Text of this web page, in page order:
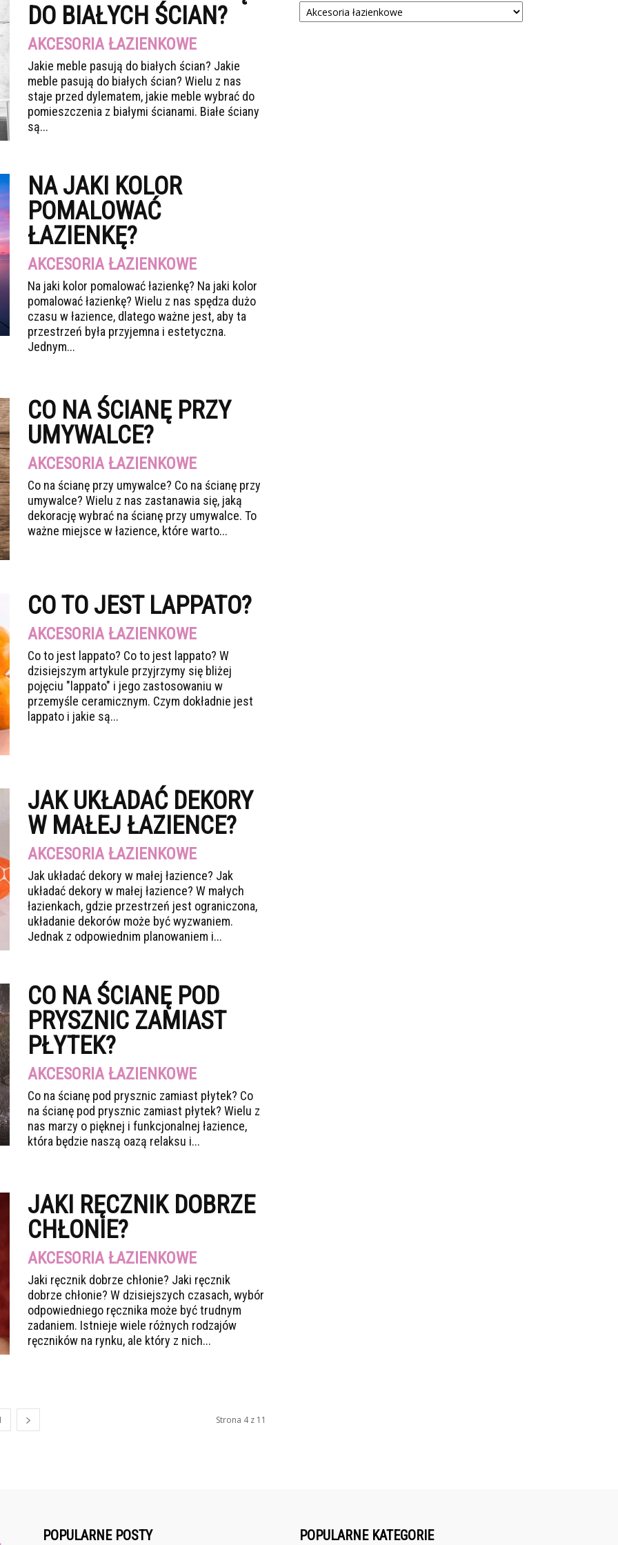
DO BIAŁYCH ŚCIAN?
AKCESORIA ŁAZIENKOWE
Jakie meble pasują do białych ścian? Jakie
meble pasują do białych ścian? Wielu z nas
staje przed dylematem, jakie meble wybrać do
pomieszczenia z białymi ścianami. Białe ściany
są...
NA JAKI KOLOR
POMALOWAĆ
ŁAZIENKĘ?
AKCESORIA ŁAZIENKOWE
Na jaki kolor pomalować łazienkę? Na jaki kolor
pomalować łazienkę? Wielu z nas spędza dużo
czasu w łazience, dlatego ważne jest, aby ta
przestrzeń była przyjemna i estetyczna.
Jednym...
CO NA ŚCIANĘ PRZY
UMYWALCE?
AKCESORIA ŁAZIENKOWE
Co na ścianę przy umywalce? Co na ścianę przy
umywalce? Wielu z nas zastanawia się, jaką
dekorację wybrać na ścianę przy umywalce. To
ważne miejsce w łazience, które warto...
CO TO JEST LAPPATO?
AKCESORIA ŁAZIENKOWE
Co to jest lappato? Co to jest lappato? W
dzisiejszym artykule przyjrzymy się bliżej
pojęciu "lappato" i jego zastosowaniu w
przemyśle ceramicznym. Czym dokładnie jest
lappato i jakie są...
JAK UKŁADAĆ DEKORY
W MAŁEJ ŁAZIENCE?
AKCESORIA ŁAZIENKOWE
Jak układać dekory w małej łazience? Jak
układać dekory w małej łazience? W małych
łazienkach, gdzie przestrzeń jest ograniczona,
układanie dekorów może być wyzwaniem.
Jednak z odpowiednim planowaniem i...
CO NA ŚCIANĘ POD
PRYSZNIC ZAMIAST
PŁYTEK?
AKCESORIA ŁAZIENKOWE
Co na ścianę pod prysznic zamiast płytek? Co
na ścianę pod prysznic zamiast płytek? Wielu z
nas marzy o pięknej i funkcjonalnej łazience,
która będzie naszą oazą relaksu i...
JAKI RĘCZNIK DOBRZE
CHŁONIE?
AKCESORIA ŁAZIENKOWE
Jaki ręcznik dobrze chłonie? Jaki ręcznik
dobrze chłonie? W dzisiejszych czasach, wybór
odpowiedniego ręcznika może być trudnym
zadaniem. Istnieje wiele różnych rodzajów
ręczników na rynku, ale który z nich...
Strona 4 z 11
POPULARNE POSTY POPULARNE KATEGORIE